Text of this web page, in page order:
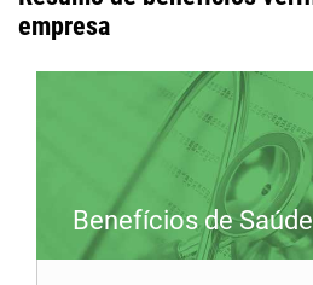
empresa
Benefícios de Saúde